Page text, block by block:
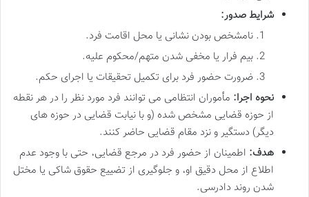
شرایط صدور:
نامشخص بودن نشانی یا محل اقامت فرد.
بیم فرار یا مخفی شدن متهم/محکوم علیه.
ضرورت حضور فرد برای تکمیل تحقیقات یا اجرای حکم.
نحوه اجرا: مأموران انتظامی می توانند فرد مورد نظر را در هر نقطه
از حوزه قضایی مشخص شده (و با نیابت قضایی در حوزه های
دیگر) دستگیر و نزد مقام قضایی حاضر کنند.
هدف: اطمینان از حضور فرد در مرجع قضایی، حتی با وجود عدم
اطلاع از محل دقیق او، و جلوگیری از تضییع حقوق شاکی یا مختل
شدن روند دادرسی.